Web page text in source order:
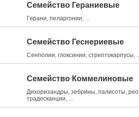
Семейство Гераниевые
Герани, пеларгонии, …
Семейство Геснериевые
Сенполии, глоксинии, стрептокарпусы, ...
Семейство Коммелиновые
Дихоризандры, зебрины, палисоты, рео,
традесканции, ...